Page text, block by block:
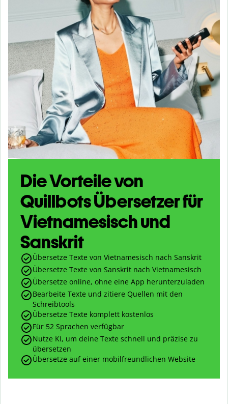
Die Vorteile von
Quillbots Übersetzer für
Vietnamesisch und
Sanskrit
Übersetze Texte von Vietnamesisch nach Sanskrit
Übersetze Texte von Sanskrit nach Vietnamesisch
Übersetze online, ohne eine App herunterzuladen
Bearbeite Texte und zitiere Quellen mit den
Schreibtools
Übersetze Texte komplett kostenlos
Für 52 Sprachen verfügbar
Nutze KI, um deine Texte schnell und präzise zu
übersetzen
Übersetze auf einer mobilfreundlichen Website